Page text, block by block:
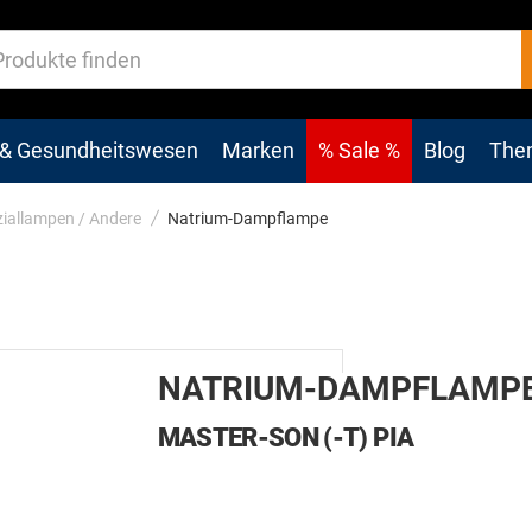
Gesundheitswesen Marken % Sale % Blog
/ Andere Natrium-Dampflampe
NATRIUM-
MASTER-SON (-T) PIA